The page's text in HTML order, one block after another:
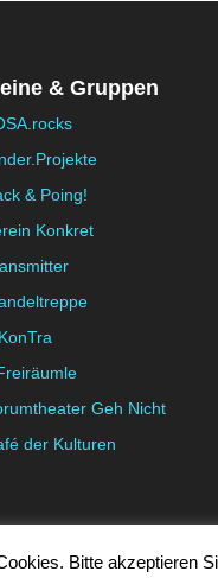
& Gruppen
& Poing!
Konkret
Geh Nicht
der Kulturen
Cookie Einstellungen
Bitte akzeptieren